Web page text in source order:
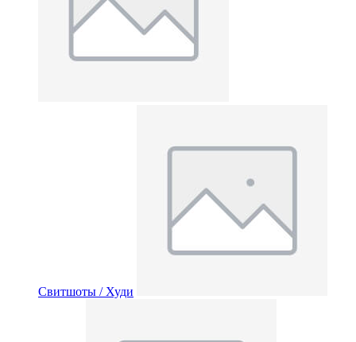
Свитшоты / Худи